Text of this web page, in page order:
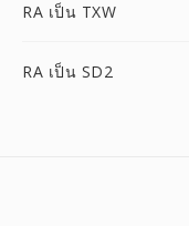
RA เป็น TXW
RA เป็น SD2